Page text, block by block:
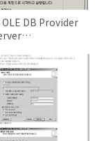
DB Provider
연결과 관련되
다